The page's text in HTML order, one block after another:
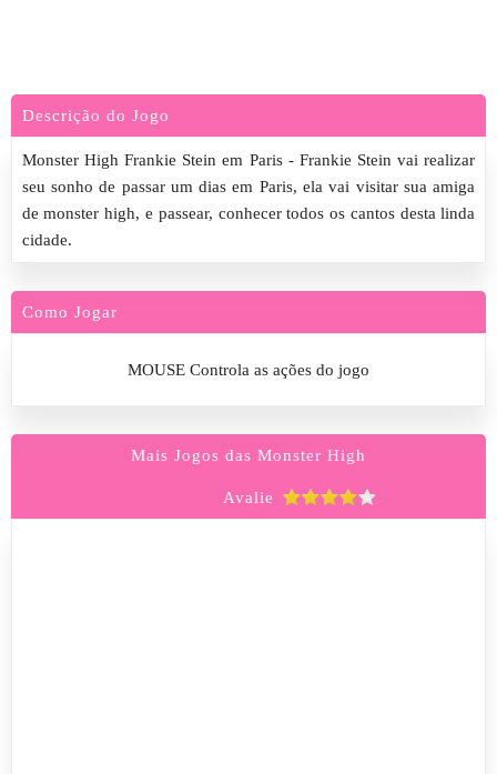
Descrição do Jogo
Monster High Frankie Stein em Paris - Frankie Stein vai realizar
seu sonho de passar um dias em Paris, ela vai visitar sua amiga
de monster high, e passear, conhecer todos os cantos desta linda
cidade.
Como Jogar
MOUSE Controla as ações do jogo
Mais Jogos das Monster High
Avalie